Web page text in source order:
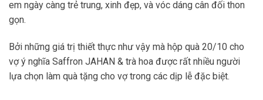
em ngày càng trẻ trung, xinh đẹp, và vóc dáng cân đối thon
gọn.
Bởi những giá trị thiết thực như vậy mà hộp quà 20/10 cho
vợ ý nghĩa Saffron JAHAN & trà hoa được rất nhiều người
lựa chọn làm quà tặng cho vợ trong các dịp lễ đặc biệt.